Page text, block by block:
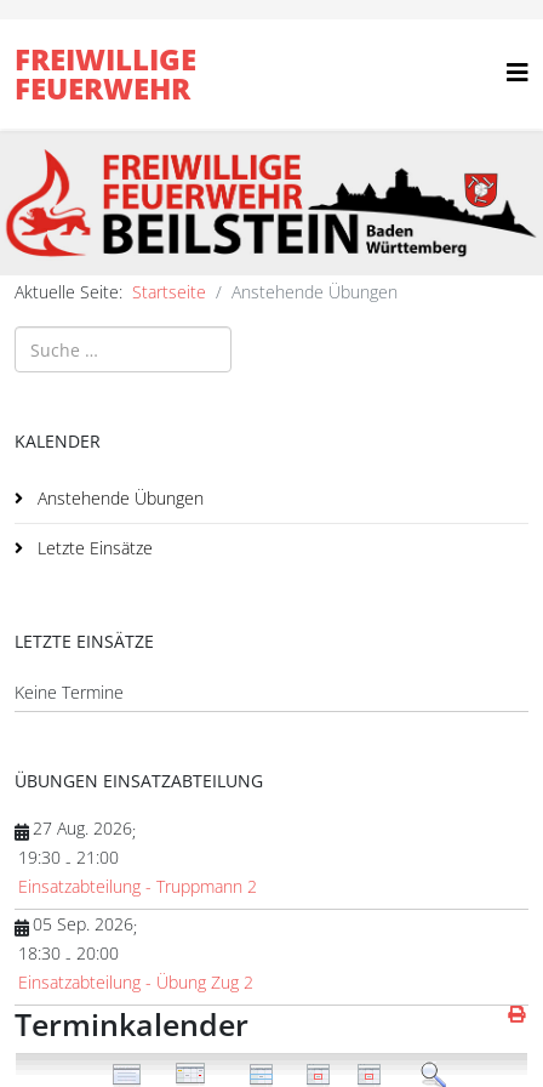
FREIWILLIGE
FEUERWEHR
Aktuelle Seite: Startseite Anstehende Übungen
Suchen
KALENDER
Anstehende Übungen
Letzte Einsätze
LETZTE EINSÄTZE
Keine Termine
ÜBUNGEN EINSATZABTEILUNG
27 Aug. 2026;
19:30 - 21:00
Einsatzabteilung - Truppmann 2
05 Sep. 2026;
18:30 - 20:00
Einsatzabteilung - Übung Zug 2
Terminkalender